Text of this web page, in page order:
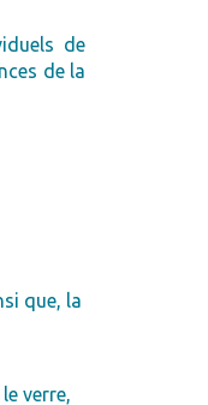
de
de la
que, la
verre,